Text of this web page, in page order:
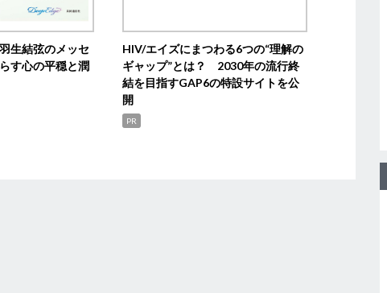
生結弦のメッセ
す心の平穏と潤
HIV/エイズにまつわる6つの“理解の
ギャップ”とは？ 2030年の流行終
結を目指すGAP6の特設サイトを公
開
PR